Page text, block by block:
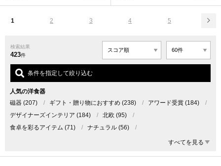
1 2 3 4 5
検索結果
423件
条件を指定して絞り込む
人気の洋食器
磁器 (207) / ギフト・贈り物におすすめ (238) / アワード受賞 (184)
/
デザイナーズインテリア (184) / 北欧 (95)
/
食卓を彩るアイテム (71) / ナチュラル (56)
/
すべてを見る